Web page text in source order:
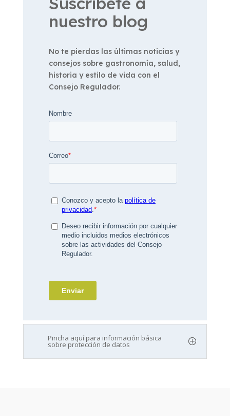
nuestro blog
No te pierdas las últimas noticias y
consejos sobre gastronomía, salud,
historia y estilo de vida con el
Consejo Regulador.
Pincha aquí para información básica
sobre protección de datos